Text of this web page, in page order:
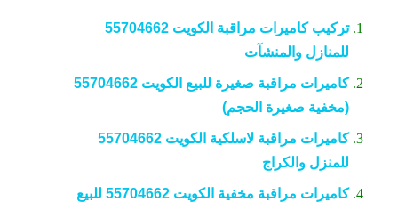
تركيب كاميرات مراقبة الكويت 55704662
للمنازل والمنشآت
كاميرات مراقبة صغيرة للبيع الكويت 55704662
(مخفية صغيرة الحجم)
كاميرات مراقبة لاسلكية الكويت 55704662
للمنزل والكراج
كاميرات مراقبة مخفية الكويت 55704662 للبيع